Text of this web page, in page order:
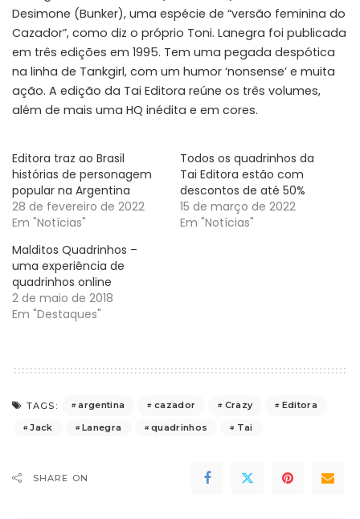
Desimone (Bunker), uma espécie de “versão feminina do
Cazador”, como diz o próprio Toni. Lanegra foi publicada
em três edições em 1995. Tem uma pegada despótica
na linha de Tankgirl, com um humor ‘nonsense’ e muita
ação. A edição da Tai Editora reúne os três volumes,
além de mais uma HQ inédita e em cores.
Editora traz ao Brasil
histórias de personagem
popular na Argentina
28 de fevereiro de 2022
Em "Notícias"
Todos os quadrinhos da
Tai Editora estão com
descontos de até 50%
15 de março de 2022
Em "Notícias"
Malditos Quadrinhos –
uma experiência de
quadrinhos online
2 de maio de 2018
Em "Destaques"
TAGS: argentina cazador Crazy
Editora
Jack
Lanegra quadrinhos Tai
SHARE ON